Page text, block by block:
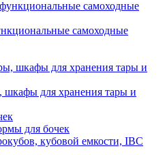
самоходные
для хранения тары и
для бочек
кубовой емкости, IBC